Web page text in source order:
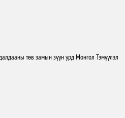
төв замын зүүн урд Монгол Тэмүүлэл